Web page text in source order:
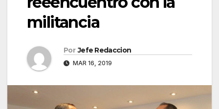
militancia
Por Jefe Redaccion
MAR 16, 2019